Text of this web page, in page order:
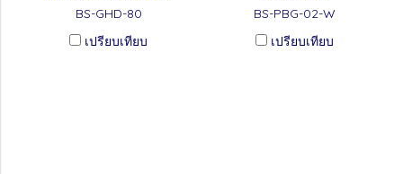
BS-GHD-80
เปรียบเทียบ
BS-PBG-02-W
เปรียบเทียบ